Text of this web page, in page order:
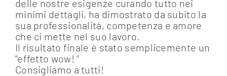
delle nostre esigenze curando tutto nei
minimi dettagli, ha dimostrato da subito la
sua professionalità, competenza e amore
che ci mette nel suo lavoro.
Il risultato finale è stato semplicemente un
“effetto wow! ”
Consigliamo a tutti!